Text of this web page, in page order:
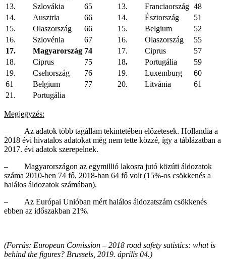
13.
Szlovákia 65 13. Franciaország 48
14.
Ausztria 66 14. Észtország
51
15.
Olaszország 66 15. Belgium
52
16.
Szlovénia 67 16. Olaszország
55
17.
Magyarország 74 17. Ciprus
57
18.
Ciprus 75 18. Portugália
59
19.
Csehország 76 19. Luxemburg
60
61
Belgium 77 20. Litvánia
61
21.
Portugália
Megjegyzés:
– Az adatok több tagállam tekintetében előzetesek. Hollandia a
2018 évi hivatalos adatokat még nem tette közzé, így a táblázatban a
2017. évi adatok szerepelnek.
– Magyarországon az egymillió lakosra jutó közúti áldozatok
száma 2010-ben 74 fő, 2018-ban 64 fő volt (15%-os csökkenés a
halálos áldozatok számában).
– Az Európai Unióban mért halálos áldozatszám csökkenés
ebben az időszakban 21%.
(Forrás: European Comission – 2018 road safety satistics: what is
behind the figures? Brussels, 2019. április 04.)